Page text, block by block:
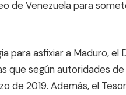
de Venezuela para
para asfixiar a Maduro,
que según autoridades
de 2019. Además, el